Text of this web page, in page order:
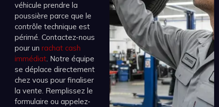
véhicule prendre la
poussière parce que le
contrôle technique est
périmé. Contactez-nous
pour un rachat cash
immédiat. Notre équipe
se déplace directement
chez vous pour finaliser
la vente. Remplissez le
formulaire ou appelez-